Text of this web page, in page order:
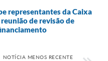
representantes da Caixa
de revisão de
NOTÍCIA MENOS RECENTE